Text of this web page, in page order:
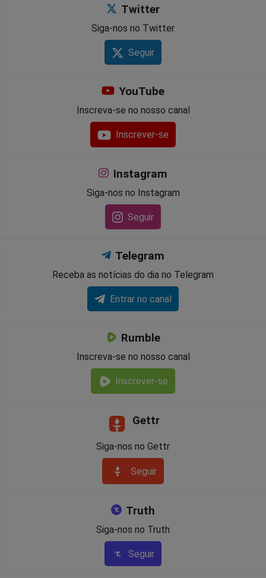
Twitter
Siga-nos no Twitter
Seguir
YouTube
Inscreva-se no nosso canal
Inscrever-se
Instagram
Siga-nos no Instagram
Seguir
Telegram
Receba as notícias do dia no Telegram
Entrar no canal
Rumble
Inscreva-se no nosso canal
Inscrever-se
Gettr
Siga-nos no Gettr
Seguir
Truth
Siga-nos no Truth
Seguir